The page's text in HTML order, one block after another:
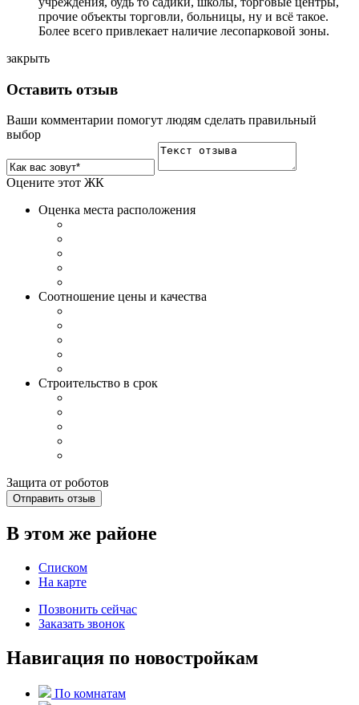
прочие объекты торговли, больницы, ну и всё такое.
Более всего привлекает наличие лесопарковой зоны.
закрыть
Оставить отзыв
Ваши комментарии помогут людям сделать правильный
выбор
Оцените этот ЖК
Оценка места расположения
Соотношение цены и качества
Строительство в срок
Защита от роботов
Отправить отзыв
В этом же районе
Списком
На карте
Позвонить сейчас
Заказать звонок
Навигация по новостройкам
По комнатам